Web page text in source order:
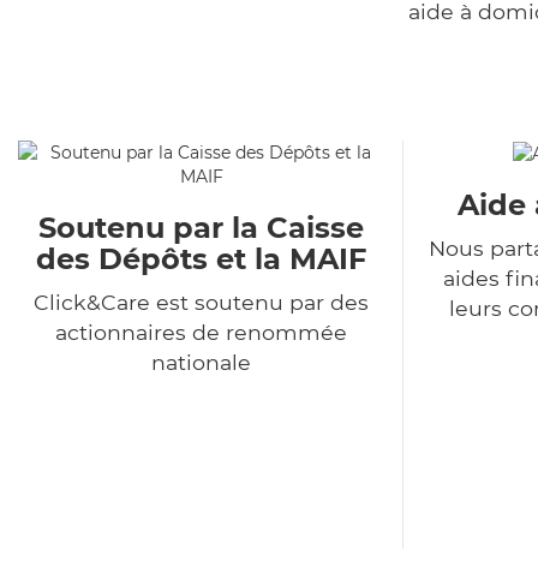
aide à
Soutenu par la Caisse
des Dépôts et la MAIF
Click&Care est soutenu par des
actionnaires de renommée
nationale
Aide
Nous
aides
leurs